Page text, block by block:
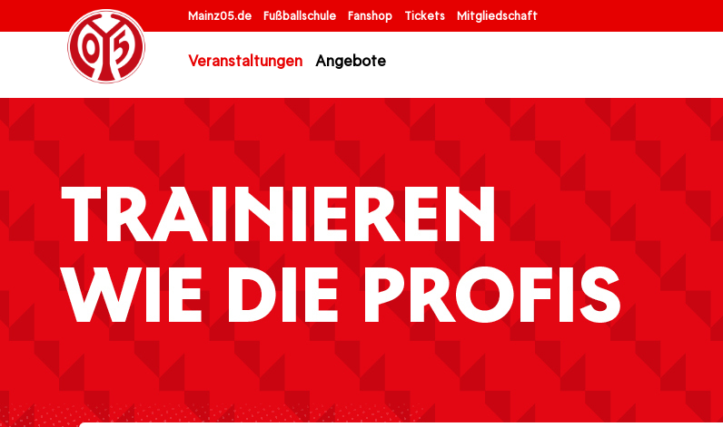
Mainz05.de Fußballschule Fanshop Tickets Mitgliedschaft
Veranstaltungen Angebote